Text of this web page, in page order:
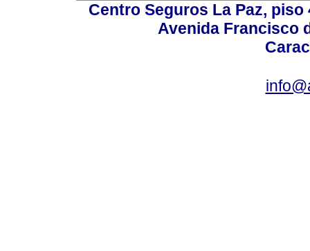
Centro Seguros La Paz,
Avenida Francisco